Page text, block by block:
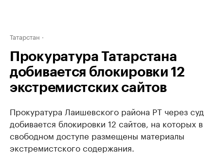
Татарстан
Прокуратура Татарстана
добивается блокировки 12
экстремистских сайтов
Прокуратура Лаишевского района РТ через суд
добивается блокировки 12 сайтов, на которых в
свободном доступе размещены материалы
экстремистского содержания.